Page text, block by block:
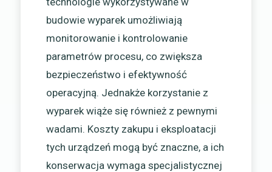
budowie wyparek umożliwiają
monitorowanie i kontrolowanie
parametrów procesu, co zwiększa
bezpieczeństwo i efektywność
operacyjną. Jednakże korzystanie z
wyparek wiąże się również z pewnymi
wadami. Koszty zakupu i eksploatacji
tych urządzeń mogą być znaczne, a ich
konserwacja wymaga specjalistycznej